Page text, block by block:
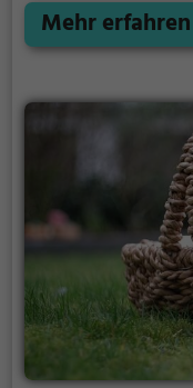
als kurze Pause
Bruck an der
unter freiem
Mehr erfahren